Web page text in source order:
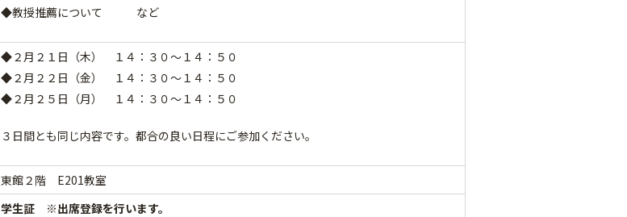
◆教授推薦について など
◆２月２１日（木） １４：３０～１４：５０
◆２月２２日（金） １４：３０～１４：５０
◆２月２５日（月） １４：３０～１４：５０
３日間とも同じ内容です。都合の良い日程にご参加ください。
東館２階 E201教室
学生証 ※出席登録を行います。